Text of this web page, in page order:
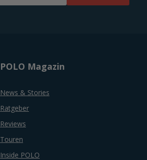
POLO Magazin
News & Stories
Ratgeber
Reviews
Touren
Inside POLO